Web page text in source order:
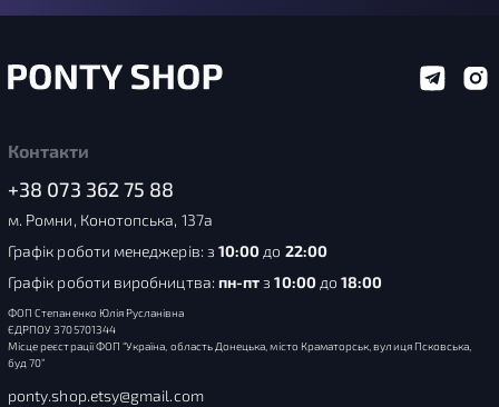
Контакти
+38 073 362 75 88
м. Ромни, Конотопська, 137а
Графік роботи менеджерів: з 10:00 до 22:00
Графік роботи виробництва: пн-пт з10:00до18:00
ФОП Степаненко Юлія Русланівна
ЄДРПОУ 3705701344
Місце реєстрації ФОП “Україна, область Донецька, місто Краматорськ, вулиця Псковська,
буд 70”
ponty.shop.etsy@gmail.com